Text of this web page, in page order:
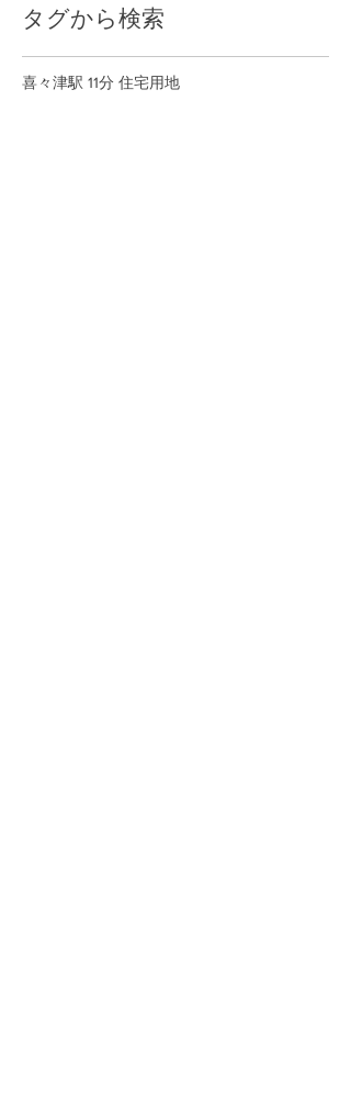
タグから検索
喜々津駅 11分 住宅用地